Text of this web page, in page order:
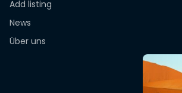
Add listing
News
Über uns